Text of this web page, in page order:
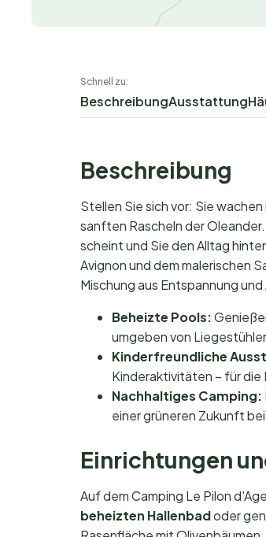
Schnell zu:
BeschreibungAusstattung
Beschreibung
Stellen Sie sich vor: Sie
sanften Rascheln der
scheint und Sie den Alltag
Avignon und dem malerischen
Mischung aus Entspannung
Beheizte Pools:
umgeben von
Kinderfreundliche
Kinderaktivitäten – für die
Nachhaltiges Camping:
einer grüneren Zukunft
Einrichtungen
Auf dem Camping Le Pilon
beheizten Hallenbadoder